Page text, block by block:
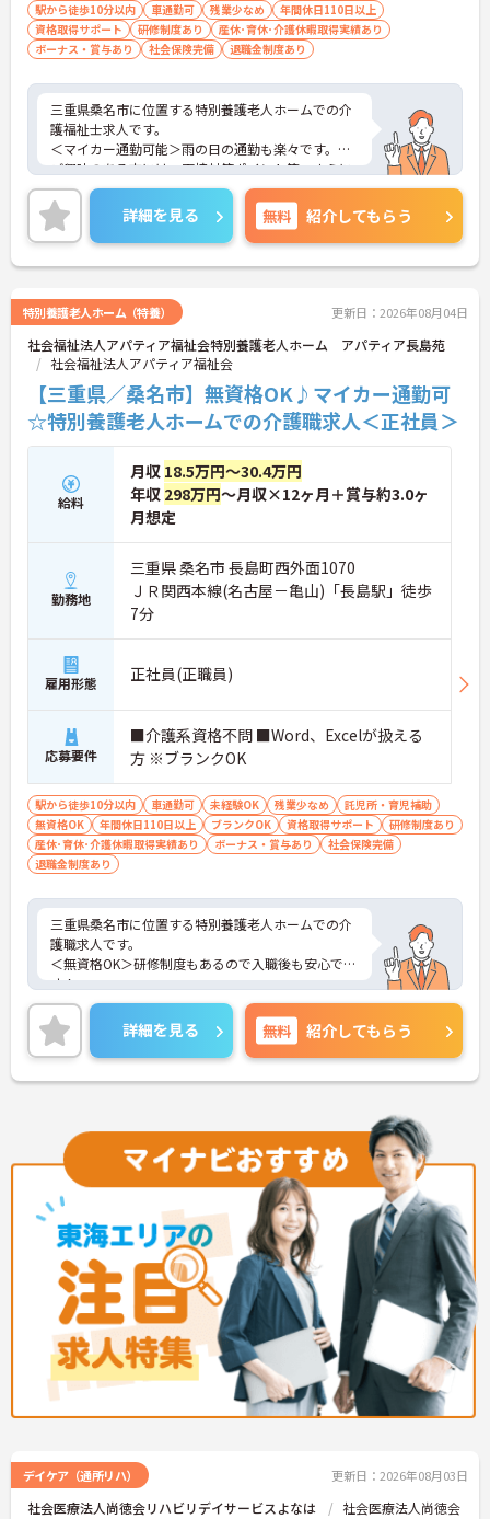
駅から徒歩10分以内 車通勤可 残業少なめ
年間休日110日以上
資格取得サポート
研修制度あり
産休･育休･介護休暇取得実績あり
ボーナス・賞与あり
社会保険完備 退職金制度あり
三重県桑名市に位置する特別養護老人ホームでの介
護福祉士求人です。
＜マイカー通勤可能＞雨の日の通勤も楽々です。
ご興味のある方には、面接対策ポイント等、さらに
詳細をお話ししますのでお気軽にご相談ください！
詳細を見る 無料 紹介してもらう
特別養護老人ホーム（特養） 更新日：2026年08月04日
社会福祉法人アパティア福祉会特別養護老人ホーム アパティア長島苑
社会福祉法人アパティア福祉会
【三重県／桑名市】無資格OK♪マイカー通勤可
☆特別養護老人ホームでの介護職求人＜正社員＞
給料
月収 18.5万円～30.4万円
年収 298万円～月収×12ヶ月＋賞与約3.0ヶ
月想定
勤務地
三重県 桑名市 長島町西外面1070
ＪＲ関西本線(名古屋－亀山)「長島駅」徒歩
7分
雇用形態 正社員(正職員)
応募要件
■介護系資格不問 ■Word、Excelが扱える
方 ※ブランクOK
駅から徒歩10分以内 車通勤可 未経験OK 残業少なめ
託児所・育児補助
無資格OK
年間休日110日以上 ブランクOK 資格取得サポート
研修制度あり
産休･育休･介護休暇取得実績あり
ボーナス・賞与あり
社会保険完備
退職金制度あり
三重県桑名市に位置する特別養護老人ホームでの介
護職求人です。
＜無資格OK＞研修制度もあるので入職後も安心で
す！
＜マイカー通勤可能＞雨の日の通勤も楽々です。
ご興味のある方には、面接対策ポイント等、さらに
詳細をお話ししますのでお気軽にご相談ください！
詳細を見る 無料 紹介してもらう
デイケア（通所リハ） 更新日：2026年08月03日
社会医療法人尚徳会リハビリデイサービスよなは 社会医療法人尚徳会